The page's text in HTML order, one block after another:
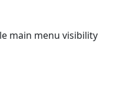
main menu visibility